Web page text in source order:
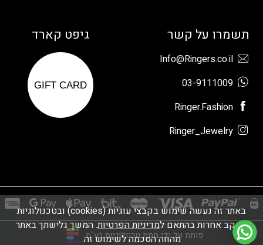
תשמרו על קשר
Info@Ringers.co.il
03-9111009
Ringer.Fashion
Ringer_Jewelry
גיפט קארד
GIFT CARD
פותח על ידי מתת טכנולוגיות בע"מ
באתר זה נעשה שימוש בקבצי עוגיות (cookies) ובטכנולוגיות
מעקב אחרות בהתאם למדיניות הפרטיות. המשך גלישתך באתר
מהווה הסכמה לשימוש זה.